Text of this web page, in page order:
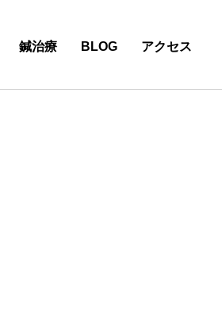
鍼治療 BLOG アクセス